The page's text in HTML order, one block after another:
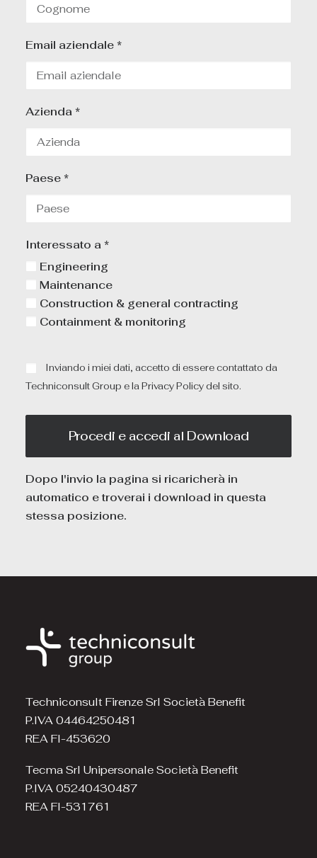
Email aziendale *
Azienda *
Paese *
Interessato a *
Engineering
Maintenance
Construction & general contracting
Containment & monitoring
Inviando i miei dati, accetto di essere contattato da
Techniconsult Group e laPrivacy Policydel sito.
Dopo l'invio la pagina si ricaricherà in
automatico e troverai i download in questa
stessa posizione.
Techniconsult Firenze Srl Società Benefit
P.IVA 04464250481
REA FI-453620
Tecma Srl Unipersonale Società Benefit
P.IVA 05240430487
REA FI-531761